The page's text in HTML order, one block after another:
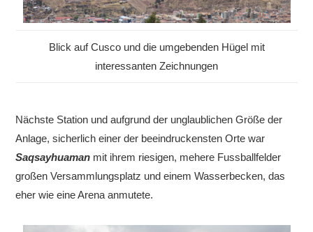
Blick auf Cusco und die umgebenden Hügel mit
interessanten Zeichnungen
Nächste Station und aufgrund der unglaublichen Größe der
Anlage, sicherlich einer der beeindruckensten Orte war
Saqsayhuaman mit ihrem riesigen, mehere Fussballfelder
großen Versammlungsplatz und einem Wasserbecken, das
eher wie eine Arena anmutete.